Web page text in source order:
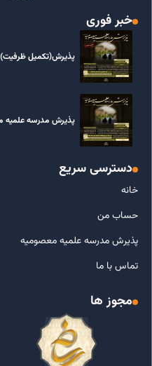
خبر فوری
پذیرش(تکمیل
پذیرش مدرسه
دسترسی سریع
خانه
حساب من
پذیرش مدرسه علمیه معصومیه
تماس با ما
مجوز ها